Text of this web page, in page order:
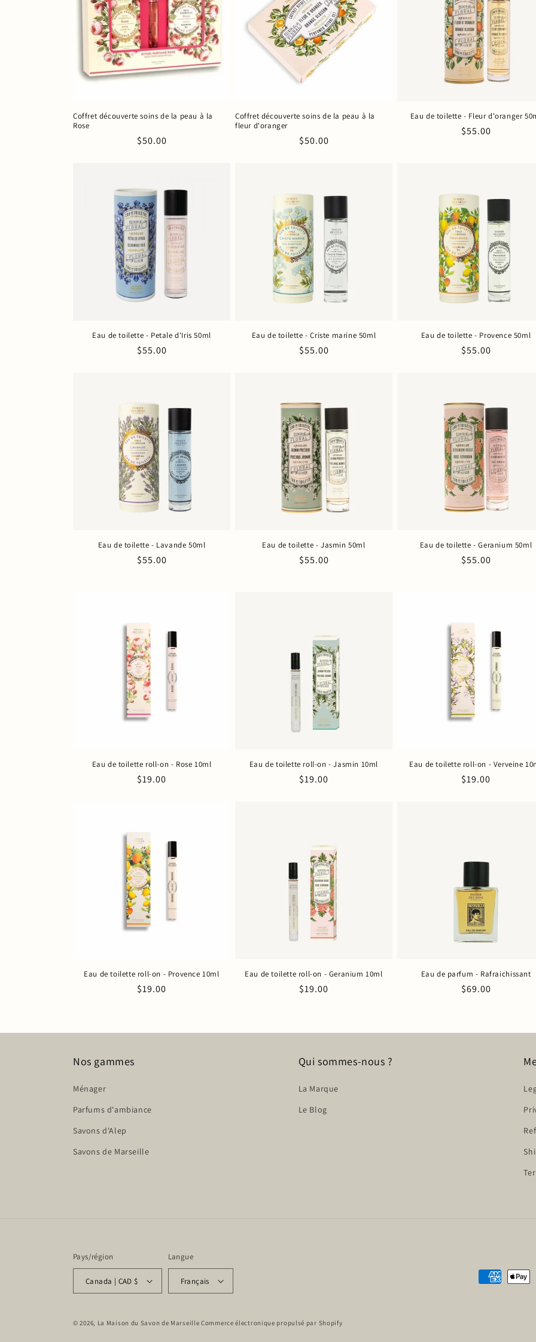
c
i
o
Coffret découverte soins de la peau à la
Rose
Prix
$50.00
Coffret découverte soins de la peau à la
fleur d'oranger
Prix
$50.00
Eau de toilette - Fleur d'oranger
Prix
$55.00
Eau de toilette - Petale d'Iris 50ml
Prix
$55.00
Eau de toilette - Criste marine 50ml
Prix
$55.00
Eau de toilette - Provence 50ml
Prix
$55.00
Eau de toilette - Lavande 50ml
Prix
$55.00
Eau de toilette - Jasmin 50ml
Prix
$55.00
Eau de toilette - Geranium 50ml
Prix
$55.00
Eau de toilette roll-on - Rose 10ml
Prix
$19.00
Eau de toilette roll-on - Jasmin 10ml
Prix
$19.00
Eau de toilette roll-on - Verveine
Prix
$19.00
Eau de toilette roll-on - Provence 10ml
Prix
$19.00
Eau de toilette roll-on - Geranium 10ml
Prix
$19.00
Eau de parfum - Rafraichissant
Prix
$69.00
Nos gammes
Ménager
Parfums d'ambiance
Savons d'Alep
Savons de Marseille
Qui sommes-nous ?
La Marque
Le Blog
Pays/région
Canada | CAD $
Langue
Français
Moyens
© 2026, La Maison du Savon de Marseille Commerce électronique propulsé par Shopify